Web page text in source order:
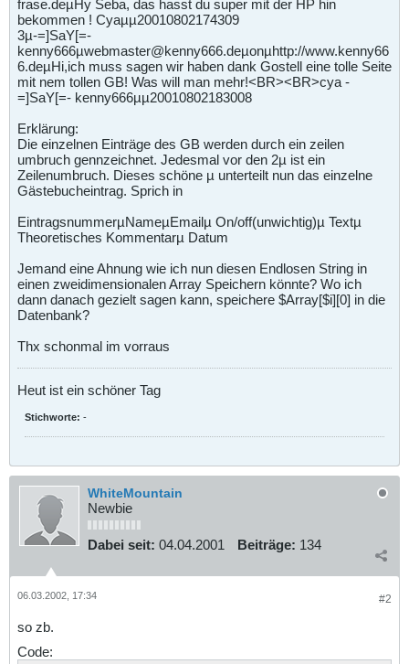
frase.deµHy Seba, das hasst du super mit der HP hin
bekommen ! Cyaµµ20010802174309
3µ-=]SaY[=-
kenny666µwebmaster@kenny666.deµonµhttp://www.kenny66
6.deµHi,ich muss sagen wir haben dank Gostell eine tolle Seite
mit nem tollen GB! Was will man mehr!<BR><BR>cya -
=]SaY[=- kenny666µµ20010802183008
Erklärung:
Die einzelnen Einträge des GB werden durch ein zeilen
umbruch gennzeichnet. Jedesmal vor den 2µ ist ein
Zeilenumbruch. Dieses schöne µ unterteilt nun das einzelne
Gästebucheintrag. Sprich in
EintragsnummerµNameµEmailµ On/off(unwichtig)µ Textµ
Theoretisches Kommentarµ Datum
Jemand eine Ahnung wie ich nun diesen Endlosen String in
einen zweidimensionalen Array Speichern könnte? Wo ich
dann danach gezielt sagen kann, speichere $Array[$i][0] in die
Datenbank?
Thx schonmal im vorraus
Heut ist ein schöner Tag
Stichworte: -
WhiteMountain
Newbie
Dabei seit: 04.04.2001 Beiträge: 134
#2
06.03.2002, 17:34
so zb.
Code: